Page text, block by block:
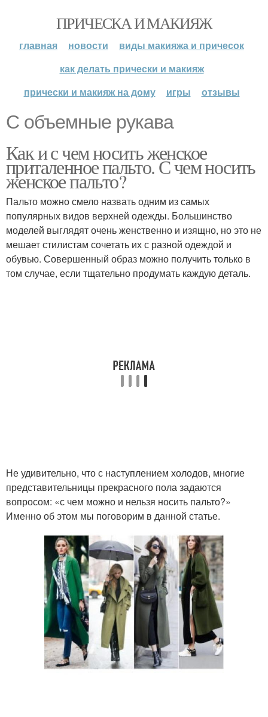
ПРИЧЕСКА И МАКИЯЖ
главная новости
виды макияжа и причесок
как делать прически и макияж
прически и макияж на дому
игры отзывы
С объемные рукава
Как и с чем носить женское
приталенное пальто. С чем носить
женское пальто?
Пальто можно смело назвать одним из самых
популярных видов верхней одежды. Большинство
моделей выглядят очень женственно и изящно, но это не
мешает стилистам сочетать их с разной одеждой и
обувью. Совершенный образ можно получить только в
том случае, если тщательно продумать каждую деталь.
Не удивительно, что с наступлением холодов, многие
представительницы прекрасного пола задаются
вопросом: «с чем можно и нельзя носить пальто?»
Именно об этом мы поговорим в данной статье.